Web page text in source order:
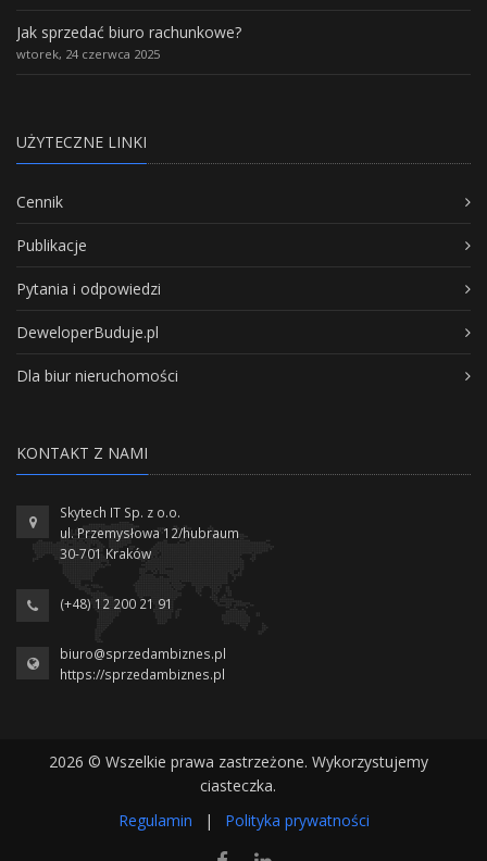
Jak sprzedać biuro rachunkowe?
wtorek, 24 czerwca 2025
UŻYTECZNE LINKI
Cennik
Publikacje
Pytania i odpowiedzi
DeweloperBuduje.pl
Dla biur nieruchomości
KONTAKT Z NAMI
Skytech IT Sp. z o.o.
ul. Przemysłowa 12/hubraum
30-701 Kraków
(+48) 12 200 21 91
biuro@sprzedambiznes.pl
https://sprzedambiznes.pl
2026 © Wszelkie prawa zastrzeżone. Wykorzystujemy
ciasteczka.
Regulamin
| Polityka prywatności